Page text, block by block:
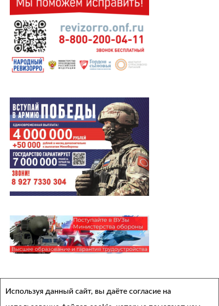
Архивы
Выберите месяц
Используя данный сайт, вы даёте согласие на